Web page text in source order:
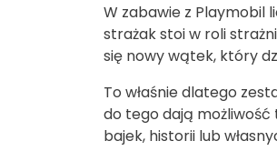
W zabawie z Playmobil
strażak stoi w roli
się nowy wątek, który
To właśnie dlatego
do tego dają
bajek, historii lub